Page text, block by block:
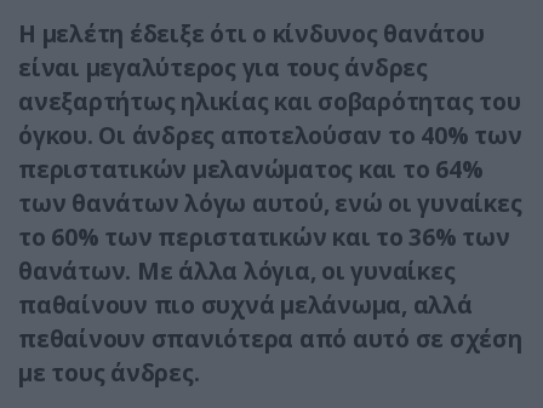
Η μελέτη έδειξε ότι ο κίνδυνος θανάτου
είναι μεγαλύτερος για τους άνδρες
ανεξαρτήτως ηλικίας και σοβαρότητας του
όγκου. Οι άνδρες αποτελούσαν το 40% των
περιστατικών μελανώματος και το 64%
των θανάτων λόγω αυτού, ενώ οι γυναίκες
το 60% των περιστατικών και το 36% των
θανάτων. Με άλλα λόγια, οι γυναίκες
παθαίνουν πιο συχνά μελάνωμα, αλλά
πεθαίνουν σπανιότερα από αυτό σε σχέση
με τους άνδρες.